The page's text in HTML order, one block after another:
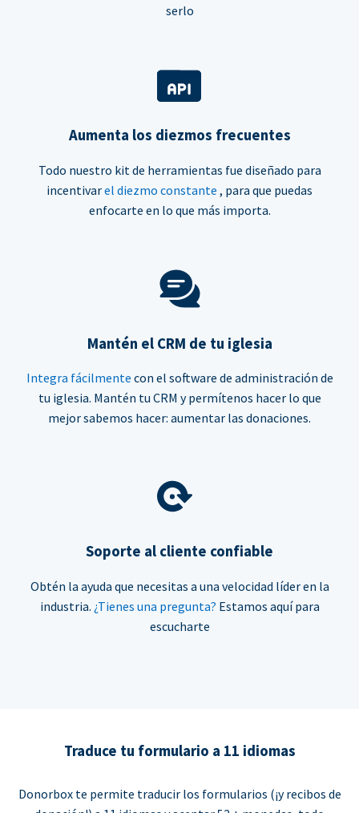
serlo
Aumenta los diezmos frecuentes
Todo nuestro kit de herramientas fue diseñado para
incentivarel diezmo constante , para que puedas
enfocarte en lo que más importa.
Mantén el CRM de tu iglesia
Integra fácilmente con el software de administración de
tu iglesia. Mantén tu CRM y permítenos hacer lo que
mejor sabemos hacer: aumentar las donaciones.
Soporte al cliente confiable
Obtén la ayuda que necesitas a una velocidad líder en la
industria. ¿Tienes una pregunta? Estamos aquí para
escucharte
Traduce tu formulario a 11 idiomas
Donorbox te permite traducir los formularios (¡y recibos de